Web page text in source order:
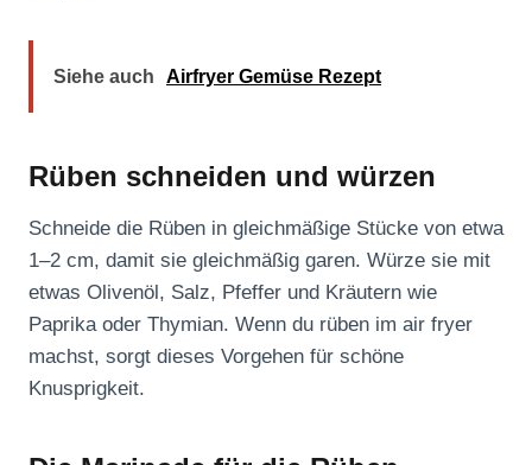
Siehe auch Airfryer Gemüse Rezept
Rüben schneiden und würzen
Schneide die Rüben in gleichmäßige Stücke von etwa
1–2 cm, damit sie gleichmäßig garen. Würze sie mit
etwas Olivenöl, Salz, Pfeffer und Kräutern wie
Paprika oder Thymian. Wenn du rüben im air fryer
machst, sorgt dieses Vorgehen für schöne
Knusprigkeit.